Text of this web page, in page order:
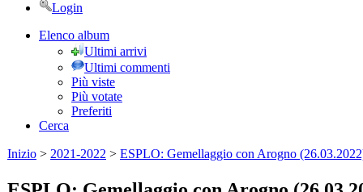
Login
Elenco album
Ultimi arrivi
Ultimi commenti
Più viste
Più votate
Preferiti
Cerca
Inizio > 2021-2022 > ESPLO: Gemellaggio con Arogno